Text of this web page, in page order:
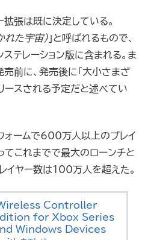
張は既に決定している。
れた宇宙） 」と呼ばれるもので、
テレーション版に含まれる。ま
売前に、発売後に「大小さまざ
ースされる予定だと述べてい
ォームで600万人以上のプレイ
てこれまでで最大のローンチと
イヤー数は100万人を超えた。
Controller –
for Xbox Series
Windows Devices